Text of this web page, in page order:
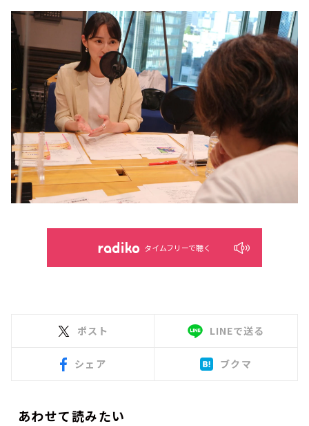
タイムフリーで聴く
ポスト LINEで送る
シェア ブクマ
あわせて読みたい